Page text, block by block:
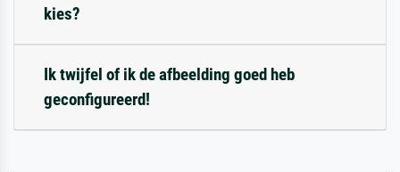
kies?
Ik twijfel of ik de afbeelding goed heb
geconfigureerd!